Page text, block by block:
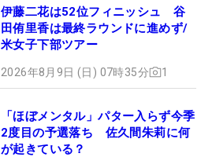
伊藤二花は52位フィニッシュ 谷
田侑里香は最終ラウンドに進めず/
米女子下部ツアー
2026年8月9日 (日) 07時35分 1
「ほぼメンタル」パター入らず今季
2度目の予選落ち 佐久間朱莉に何
が起きている？